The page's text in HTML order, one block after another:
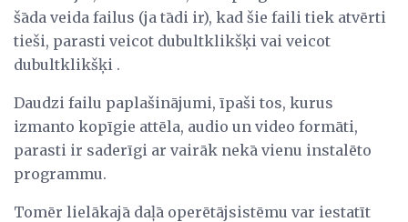
šāda veida failus (ja tādi ir), kad šie faili tiek atvērti
tieši, parasti veicot dubultklikšķi vai veicot
dubultklikšķi .
Daudzi failu paplašinājumi, īpaši tos, kurus
izmanto kopīgie attēla, audio un video formāti,
parasti ir saderīgi ar vairāk nekā vienu instalēto
programmu.
Tomēr lielākajā daļā operētājsistēmu var iestatīt